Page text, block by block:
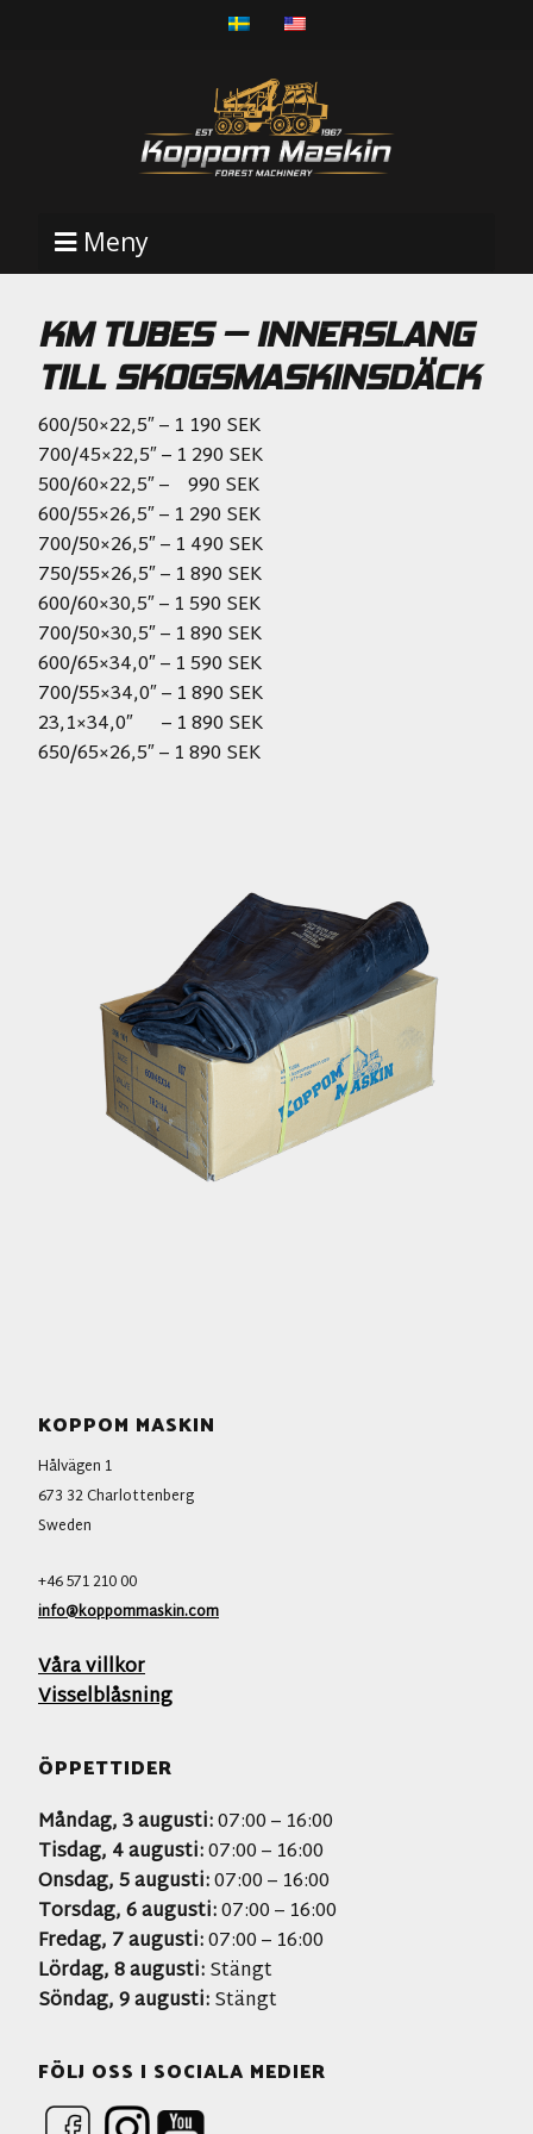
Meny
KM TUBES – INNERSLANG
TILL SKOGSMASKINSDÄCK
600/50×22,5″ – 1 190 SEK
700/45×22,5″ – 1 290 SEK
500/60×22,5″ – 990 SEK
600/55×26,5″ – 1 290 SEK
700/50×26,5″ – 1 490 SEK
750/55×26,5″ – 1 890 SEK
600/60×30,5″ – 1 590 SEK
700/50×30,5″ – 1 890 SEK
600/65×34,0″ – 1 590 SEK
700/55×34,0″ – 1 890 SEK
23,1×34,0″ – 1 890 SEK
650/65×26,5″ – 1 890 SEK
KOPPOM MASKIN
Hålvägen 1
673 32 Charlottenberg
Sweden
+46 571 210 00
info@koppommaskin.com
Våra villkor
Visselblåsning
ÖPPETTIDER
Måndag, 3 augusti:07:00 – 16:00
Tisdag, 4 augusti:07:00 – 16:00
Onsdag, 5 augusti:07:00 – 16:00
Torsdag, 6 augusti:07:00 – 16:00
Fredag, 7 augusti:07:00 – 16:00
Lördag, 8 augusti:Stängt
Söndag, 9 augusti:Stängt
FÖLJ OSS I SOCIALA MEDIER